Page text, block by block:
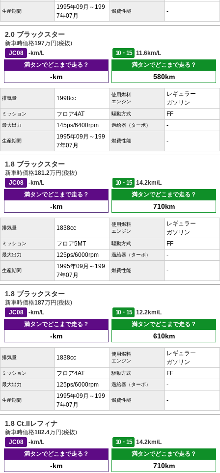
生産期間
1995年09月～199
7年07月
燃費性能 -
2.0 ブラックスター
新車時価格197万円(税抜)
JC08
-km/L 10・15
11.6km/L
満タンでどこまで走る？
-km
満タンでどこまで走る？
580km
排気量 1998cc
使用燃料
エンジン
レギュラー
ガソリン
ミッション フロア4AT 駆動方式 FF
最大出力 145ps/6400rpm 過給器（ターボ） -
生産期間
1995年09月～199
7年07月
燃費性能 -
1.8 ブラックスター
新車時価格181.2万円(税抜)
JC08
-km/L 10・15
14.2km/L
満タンでどこまで走る？
-km
満タンでどこまで走る？
710km
排気量 1838cc
使用燃料
エンジン
レギュラー
ガソリン
ミッション フロア5MT 駆動方式 FF
最大出力 125ps/6000rpm 過給器（ターボ） -
生産期間
1995年09月～199
7年07月
燃費性能 -
1.8 ブラックスター
新車時価格187万円(税抜)
JC08
-km/L 10・15
12.2km/L
満タンでどこまで走る？
-km
満タンでどこまで走る？
610km
排気量 1838cc
使用燃料
エンジン
レギュラー
ガソリン
ミッション フロア4AT 駆動方式 FF
最大出力 125ps/6000rpm 過給器（ターボ） -
生産期間
1995年09月～199
7年07月
燃費性能 -
1.8 Ct.IIレフィナ
新車時価格182.4万円(税抜)
JC08
-km/L 10・15
14.2km/L
満タンでどこまで走る？
-km
満タンでどこまで走る？
710km